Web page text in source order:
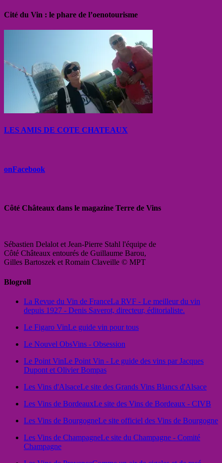
Cité du Vin : le phare de l’oenotourisme
LES AMIS DE COTE CHATEAUX
onFacebook
Côté Châteaux dans le magazine Terre de Vins
Sébastien Delalot et Jean-Pierre Stahl l'équipe de
Côté Châteaux entourés de Guillaume Barou,
Gilles Bartoszek et Romain Claveille © MPT
Blogroll
La Revue du Vin de FranceLa RVF - Le meilleur du vin
depuis 1927 - Denis Saverot, directeur, éditorialiste.
Le Figaro VinLe guide vin pour tous
Le Nouvel ObsVins - Obsession
Le Point VinLe Point Vin - Le guide des vins par Jacques
Dupont et Olivier Bompas
Les Vins d'AlsaceLe site des Grands Vins Blancs d'Alsace
Les Vins de BordeauxLe site des Vins de Bordeaux - CIVB
Les Vins de BourgogneLe site officiel des Vins de Bourgogne
Les Vins de ChampagneLe site du Champagne - Comité
Champagne